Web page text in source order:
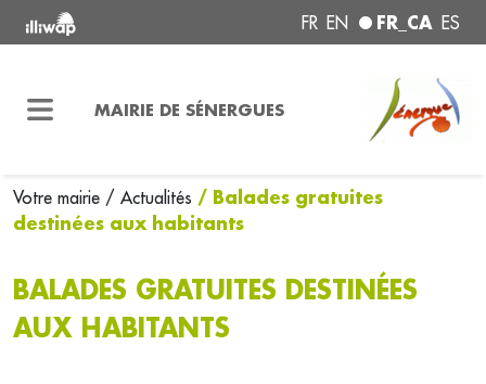
FR EN FR_CA ES
MAIRIE DE SÉNERGUES
Votre mairie / Actualités / Balades gratuites
destinées aux habitants
BALADES GRATUITES DESTINÉES
AUX HABITANTS